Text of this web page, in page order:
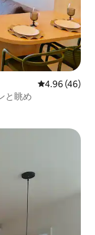
レビュー46
4.96 (46)
と眺め